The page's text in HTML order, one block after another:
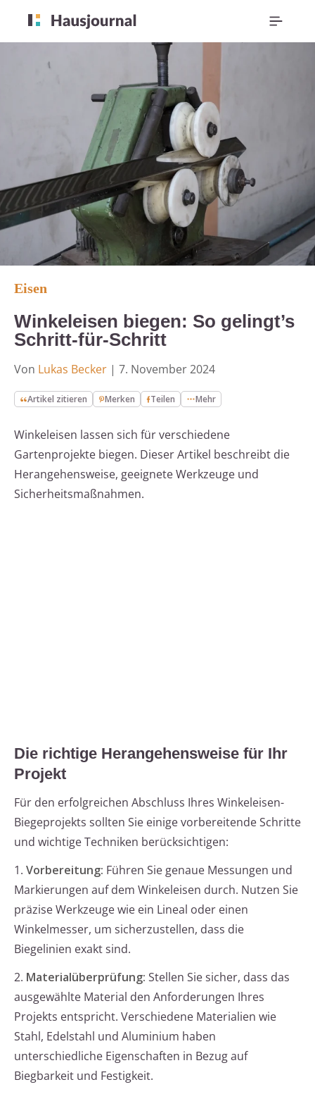
Eisen
Winkeleisen biegen: So gelingt’s
Schritt-für-Schritt
Von Lukas Becker | 7. November 2024
Artikel zitieren Merken Teilen Mehr
Winkeleisen lassen sich für verschiedene
Gartenprojekte biegen. Dieser Artikel beschreibt die
Herangehensweise, geeignete Werkzeuge und
Sicherheitsmaßnahmen.
Die richtige Herangehensweise für Ihr
Projekt
Für den erfolgreichen Abschluss Ihres Winkeleisen-
Biegeprojekts sollten Sie einige vorbereitende Schritte
und wichtige Techniken berücksichtigen:
1. Vorbereitung: Führen Sie genaue Messungen und
Markierungen auf dem Winkeleisen durch. Nutzen Sie
präzise Werkzeuge wie ein Lineal oder einen
Winkelmesser, um sicherzustellen, dass die
Biegelinien exakt sind.
2. Materialüberprüfung: Stellen Sie sicher, dass das
ausgewählte Material den Anforderungen Ihres
Projekts entspricht. Verschiedene Materialien wie
Stahl, Edelstahl und Aluminium haben
unterschiedliche Eigenschaften in Bezug auf
Biegbarkeit und Festigkeit.